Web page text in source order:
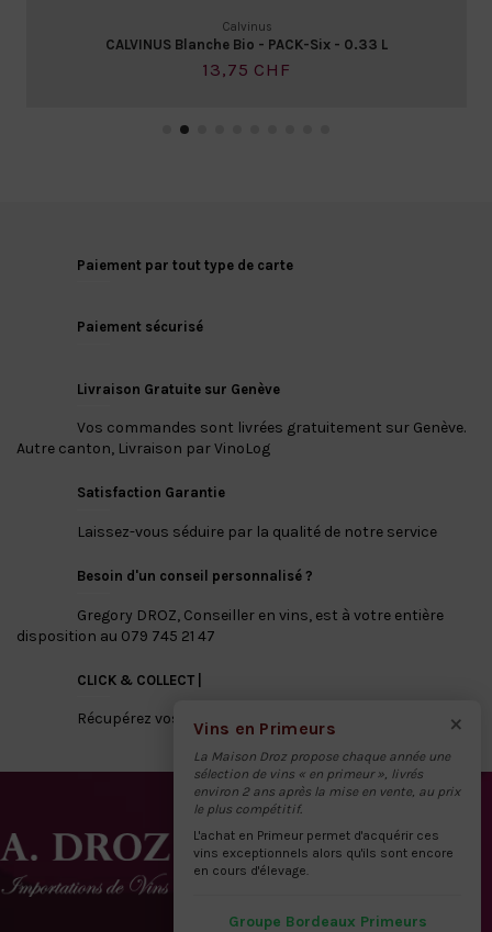
Calvinus
CALVINUS Blanche Bio - PACK-Six - 0.33 L
13,75 CHF
Paiement par tout type de carte
Paiement sécurisé
Livraison Gratuite sur Genève
Vos commandes sont livrées gratuitement sur Genève.
Autre canton, Livraison par VinoLog
Satisfaction Garantie
Laissez-vous séduire par la qualité de notre service
Besoin d'un conseil personnalisé ?
Gregory DROZ, Conseiller en vins, est à votre entière
disposition au 079 745 21 47
CLICK & COLLECT |
Récupérez vos vins directement à notre dépôt ×
Vins en Primeurs
La Maison Droz propose chaque année une
sélection de vins « en primeur », livrés
environ 2 ans après la mise en vente, au prix
le plus compétitif.
L'achat en Primeur permet d'acquérir ces
vins exceptionnels alors qu'ils sont encore
en cours d'élevage.
Groupe Bordeaux Primeurs